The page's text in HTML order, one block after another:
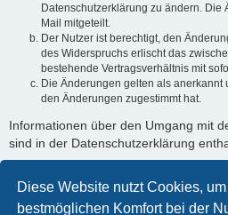
Diese Website nutzt Cookies,
bestmöglichen Komfort bei der
Datenschutzerklärung zu ändern. Die
Mail mitgeteilt.
Der Nutzer ist berechtigt, den
des Widerspruchs erlischt das
bestehende Vertragsverhältnis mit
Die Änderungen gelten als
den Änderungen zugestimmt hat.
Informationen über den Umgang mit
sind in der Datenschutzerklärung